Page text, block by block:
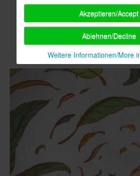
Akzeptieren/Accept
Ablehnen/Decline
Weitere Informationen/More